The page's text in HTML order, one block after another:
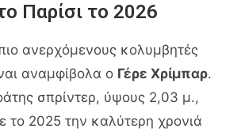
Παρίσι το 2026
ανερχόμενους κολυμβητές
αναμφίβολα ο Γέρε Χρίμπαρ.
σπρίντερ, ύψους 2,03 μ.,
το 2025 την καλύτερη χρονιά